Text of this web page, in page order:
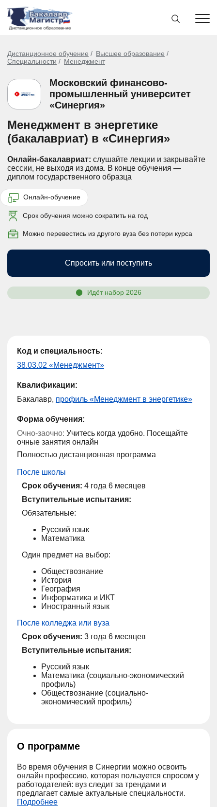
Дистанционное обучение
Высшее образование
Специальности
Менеджмент
Московский финансово-
промышленный университет
«Синергия»
Менеджмент в энергетике
(бакалавриат) в «Синергия»
Онлайн-бакалавриат: слушайте лекции и закрывайте
сессии, не выходя из дома. В конце обучения —
диплом государственного образца
Онлайн-обучение
Срок обучения можно сократить на год
Можно перевестись из другого вуза без потери курса
Спросить или поступить
Идёт набор 2026
Код и специальность:
38.03.02 «Менеджмент»
Квалификации:
Бакалавр, профиль «Менеджмент в энергетике»
Форма обучения:
Очно-заочно: Учитесь когда удобно. Посещайте
очные занятия онлайн
Полностью дистанционная программа
После школы
Срок обучения: 4 года 6 месяцев
Вступительные испытания:
Обязательные:
Русский язык
Математика
Один предмет на выбор:
Обществознание
История
География
Информатика и ИКТ
Иностранный язык
После колледжа или вуза
Срок обучения: 3 года 6 месяцев
Вступительные испытания:
Русский язык
Математика (социально-экономический
профиль)
Обществознание (социально-
экономический профиль)
О программе
Во время обучения в Синергии можно освоить
онлайн профессию, которая пользуется спросом у
работодателей: вуз следит за трендами и
предлагает самые актуальные специальности.
Подробнее